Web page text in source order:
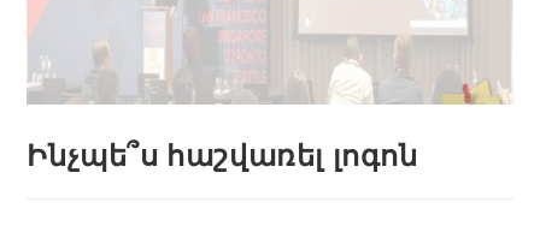
Ինչպե՞ս հաշվառել լոգոն